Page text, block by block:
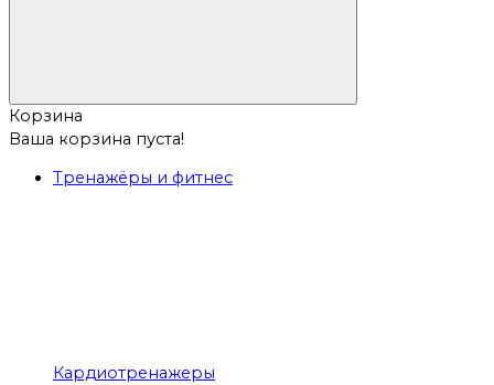
Корзина
Ваша корзина пуста!
Тренажёры и фитнес
Кардиотренажеры